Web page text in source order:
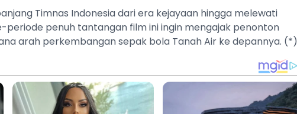
Timnas Indonesia dari era kejayaan hingga melewati
penuh tantangan film ini ingin mengajak penonton
arah perkembangan sepak bola Tanah Air ke depannya. (*)